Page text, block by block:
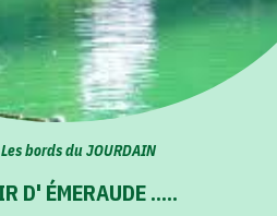
Les bords du JOURDAIN
D' ÉMERAUDE .....